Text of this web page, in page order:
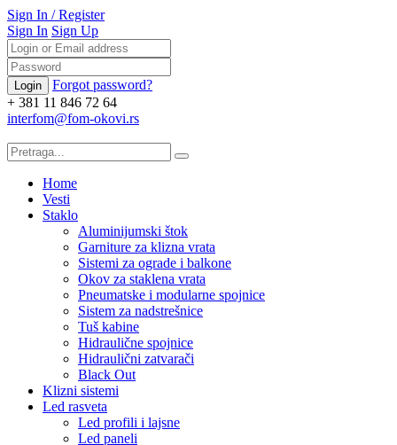
Sign In / Register
Sign In Sign Up
Forgot password?
+ 381 11 846 72 64
interfom@fom-okovi.rs
Home
Vesti
Staklo
Aluminijumski štok
Garniture za klizna vrata
Sistemi za ograde i balkone
Okov za staklena vrata
Pneumatske i modularne spojnice
Sistem za nadstrešnice
Tuš kabine
Hidraulične spojnice
Hidraulični zatvarači
Black Out
Klizni sistemi
Led rasveta
Led profili i lajsne
Led paneli